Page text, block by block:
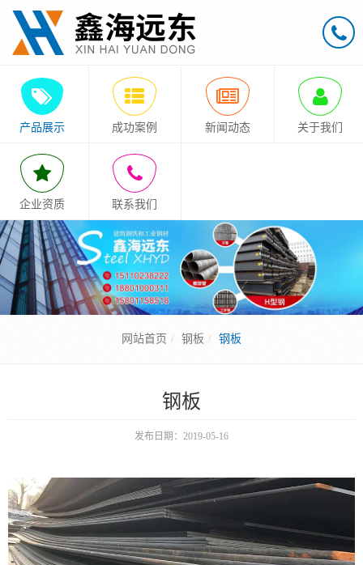
产品展示 成功案例 新闻动态 关于我们
企业资质 联系我们
网站首页 钢板 钢板
钢板
发布日期：2019-05-16